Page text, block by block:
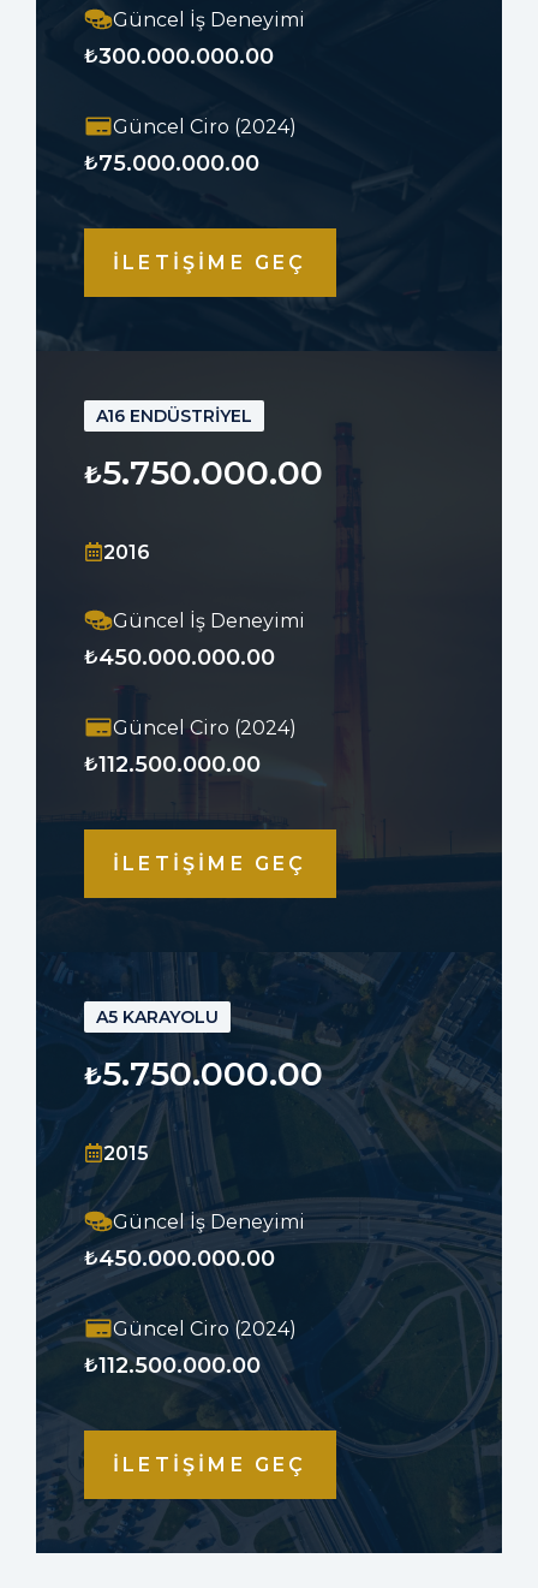
Güncel İş Deneyimi
₺300.000.000.00
Güncel Ciro (2024)
₺75.000.000.00
İLETİŞİME GEÇ
A16 ENDÜSTRİYEL
₺5.750.000.00
2016
Güncel İş Deneyimi
₺450.000.000.00
Güncel Ciro (2024)
₺112.500.000.00
İLETİŞİME GEÇ
A5 KARAYOLU
₺5.750.000.00
2015
Güncel İş Deneyimi
₺450.000.000.00
Güncel Ciro (2024)
₺112.500.000.00
İLETİŞİME GEÇ